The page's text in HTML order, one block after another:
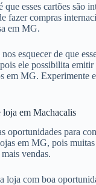
que esses cartões são
fazer compras
em MG.
esquecer de que
ele possibilita
em MG. Experimente
loja em Machacalis
oportunidades para
em MG, pois muitas
vendas.
loja com boa